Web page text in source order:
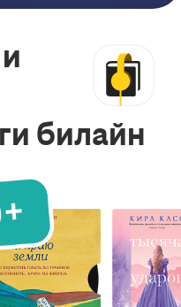
билайн